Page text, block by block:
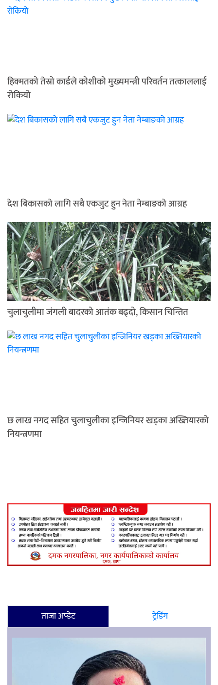
हिक्मतको तेस्रो कार्डले कोशीको मुख्यमन्त्री परिवर्तन तत्काललाई
रोकियो
देश बिकासकाे लागि सबै एकजुट हुन नेता नेम्बाङकाे आग्रह
चुलाचुलीमा जंगली बादरको आतंक बढ्दो, किसान चिन्तित
छ लाख नगद सहित चुलाचुलीका इन्जिनियर खड्का अख्तियारको
नियन्त्रणमा
ताजा अप्डेट ट्रेडिंग